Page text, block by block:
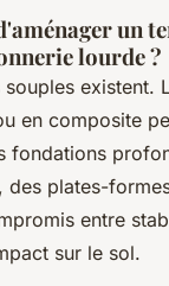
un
lourde ?
existent.
en composite
fondations
des plates-
entre
sur le sol.